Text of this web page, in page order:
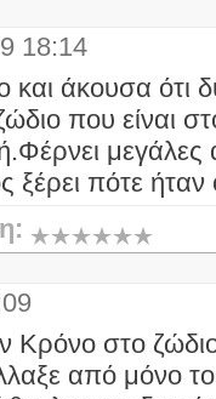
18:14
άκουσα ότι
που είναι
πότε
Κρόνο στο
από μόνο